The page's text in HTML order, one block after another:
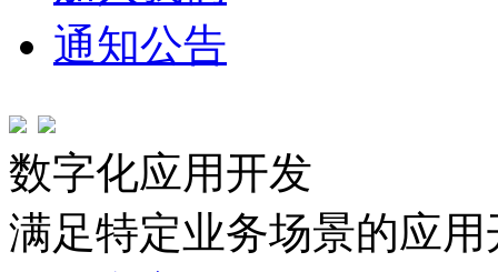
通知公告
数字化应用开发
满足特定业务场景的应